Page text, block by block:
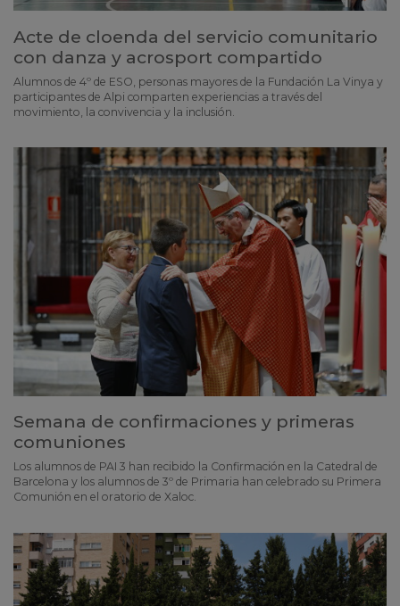
Acte de cloenda del servicio comunitario
con danza y acrosport compartido
Alumnos de 4º de ESO, personas mayores de la Fundación La Vinya y
participantes de Alpi comparten experiencias a través del
movimiento, la convivencia y la inclusión.
Semana de confirmaciones y primeras
comuniones
Los alumnos de PAI 3 han recibido la Confirmación en la Catedral de
Barcelona y los alumnos de 3º de Primaria han celebrado su Primera
Comunión en el oratorio de Xaloc.